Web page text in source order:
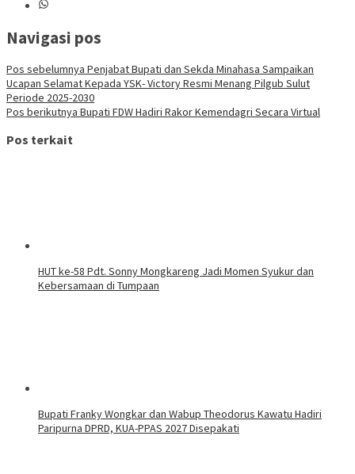
Navigasi pos
Pos sebelumnya Penjabat Bupati dan Sekda Minahasa Sampaikan
Ucapan Selamat Kepada YSK- Victory Resmi Menang Pilgub Sulut
Periode 2025-2030
Pos berikutnya Bupati FDW Hadiri Rakor Kemendagri Secara Virtual
Pos terkait
HUT ke-58 Pdt. Sonny Mongkareng Jadi Momen Syukur dan
Kebersamaan di Tumpaan
Bupati Franky Wongkar dan Wabup Theodorus Kawatu Hadiri
Paripurna DPRD, KUA-PPAS 2027 Disepakati